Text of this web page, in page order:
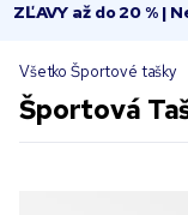
ZĽAVY až do 20 % |
Všetko Športové tašky
Športová